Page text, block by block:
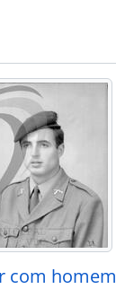
com homem